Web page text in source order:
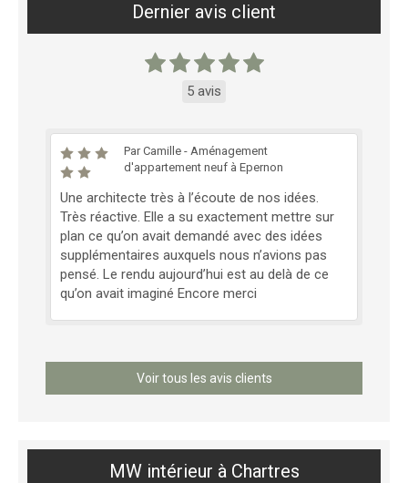
Dernier avis client
5 avis
Par Camille - Aménagement
d'appartement neuf à Epernon
Une architecte très à l’écoute de nos idées.
Très réactive. Elle a su exactement mettre sur
plan ce qu’on avait demandé avec des idées
supplémentaires auxquels nous n’avions pas
pensé. Le rendu aujourd’hui est au delà de ce
qu’on avait imaginé Encore merci
Voir tous les avis clients
MW intérieur à Chartres